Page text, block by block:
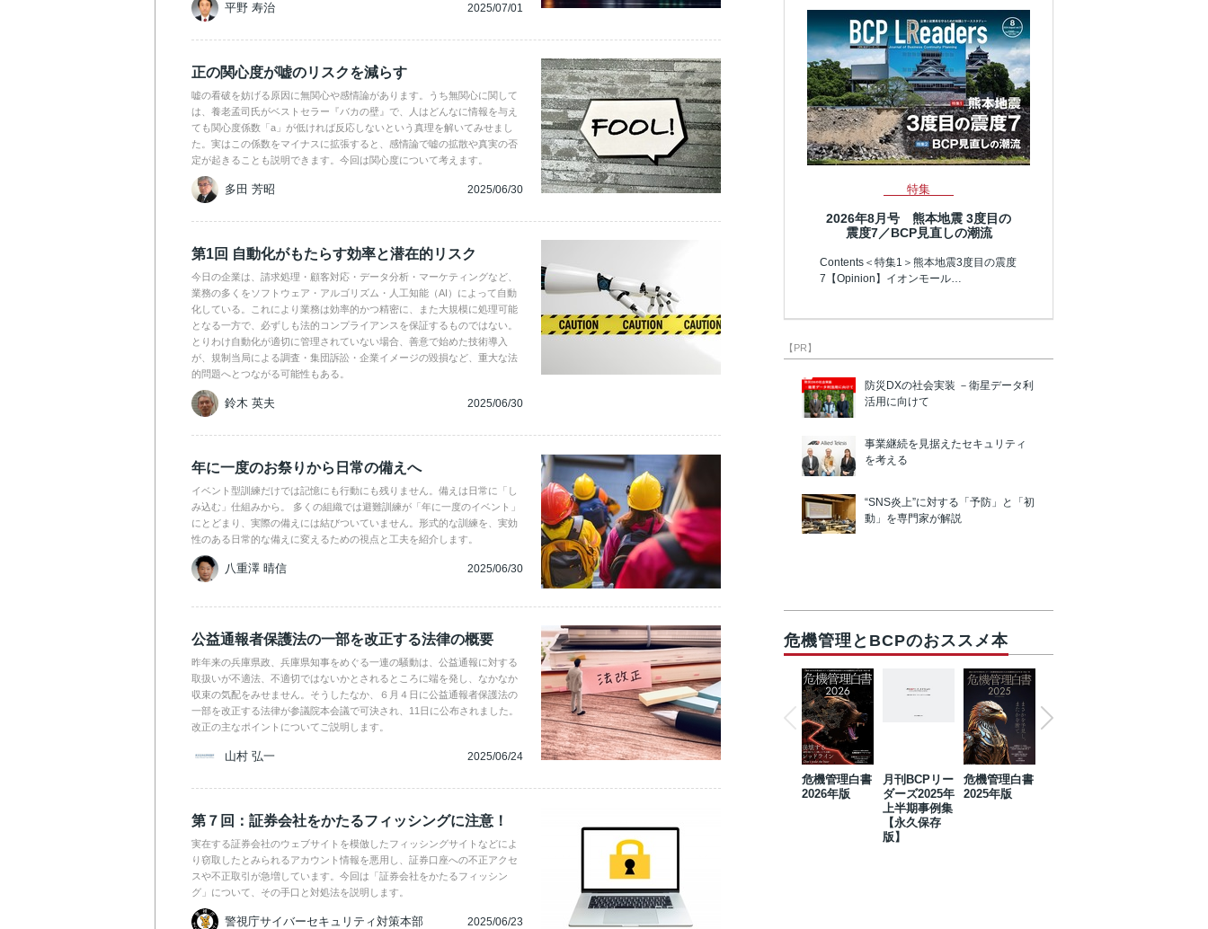
平野 寿治 2025/07/01
正の関心度が嘘のリスクを減らす
嘘の看破を妨げる原因に無関心や感情論があります。うち無関心に関して
は、養老孟司氏がベストセラー『バカの壁』で、人はどんなに情報を与え
ても関心度係数「a」が低ければ反応しないという真理を解いてみせまし
た。実はこの係数をマイナスに拡張すると、感情論で嘘の拡散や真実の否
定が起きることも説明できます。今回は関心度について考えます。
多田 芳昭 2025/06/30
第1回 自動化がもたらす効率と潜在的リスク
今日の企業は、請求処理・顧客対応・データ分析・マーケティングなど、
業務の多くをソフトウェア・アルゴリズム・人工知能（AI）によって自動
化している。これにより業務は効率的かつ精密に、また大規模に処理可能
となる一方で、必ずしも法的コンプライアンスを保証するものではない。
とりわけ自動化が適切に管理されていない場合、善意で始めた技術導入
が、規制当局による調査・集団訴訟・企業イメージの毀損など、重大な法
的問題へとつながる可能性もある。
鈴木 英夫 2025/06/30
年に一度のお祭りから日常の備えへ
イベント型訓練だけでは記憶にも行動にも残りません。備えは日常に「し
み込む」仕組みから。 多くの組織では避難訓練が「年に一度のイベント」
にとどまり、実際の備えには結びついていません。形式的な訓練を、実効
性のある日常的な備えに変えるための視点と工夫を紹介します。
八重澤 晴信 2025/06/30
公益通報者保護法の一部を改正する法律の概要
昨年来の兵庫県政、兵庫県知事をめぐる一連の騒動は、公益通報に対する
取扱いが不適法、不適切ではないかとされるところに端を発し、なかなか
収束の気配をみせません。そうしたなか、６月４日に公益通報者保護法の
一部を改正する法律が参議院本会議で可決され、11日に公布されました。
改正の主なポイントについてご説明します。
山村 弘一 2025/06/24
第７回：証券会社をかたるフィッシングに注意！
実在する証券会社のウェブサイトを模倣したフィッシングサイトなどによ
り窃取したとみられるアカウント情報を悪用し、証券口座への不正アクセ
スや不正取引が急増しています。今回は「証券会社をかたるフィッシン
グ」について、その手口と対処法を説明します。
警視庁サイバーセキュリティ対策本部 2025/06/23
特集
2026年8月号 熊本地震 3度目の
震度7／BCP見直しの潮流
Contents＜特集1＞熊本地震3度目の震度
7【Opinion】イオンモール…
【PR】
防災DXの社会実装 －衛星データ利
活用に向けて
事業継続を見据えたセキュリティ
を考える
“SNS炎上”に対する「予防」と「初
動」を専門家が解説
危機管理とBCPのおススメ本
危機管理白書
2026年版
月刊BCPリー
ダーズ2025年
上半期事例集
【永久保存
版】
危機管理白書
2025年版